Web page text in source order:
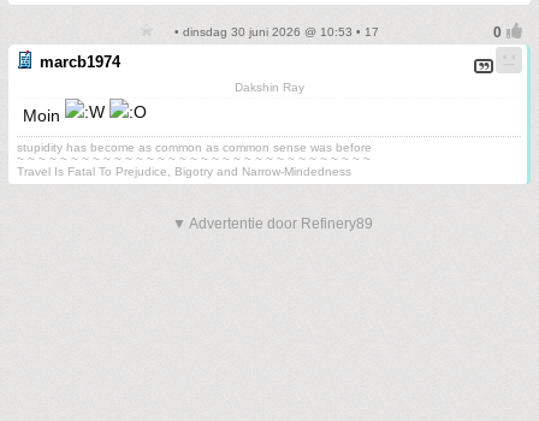
• dinsdag 30 juni 2026 @ 10:53 • 17
marcb1974
Dakshin Ray
Moin
stupidity has become as common as common sense was before
~ ~ ~ ~ ~ ~ ~ ~ ~ ~ ~ ~ ~ ~ ~ ~ ~ ~ ~ ~ ~ ~ ~ ~ ~ ~ ~ ~ ~ ~ ~ ~ ~
Travel Is Fatal To Prejudice, Bigotry and Narrow-Mindedness
▼ Advertentie door Refinery89